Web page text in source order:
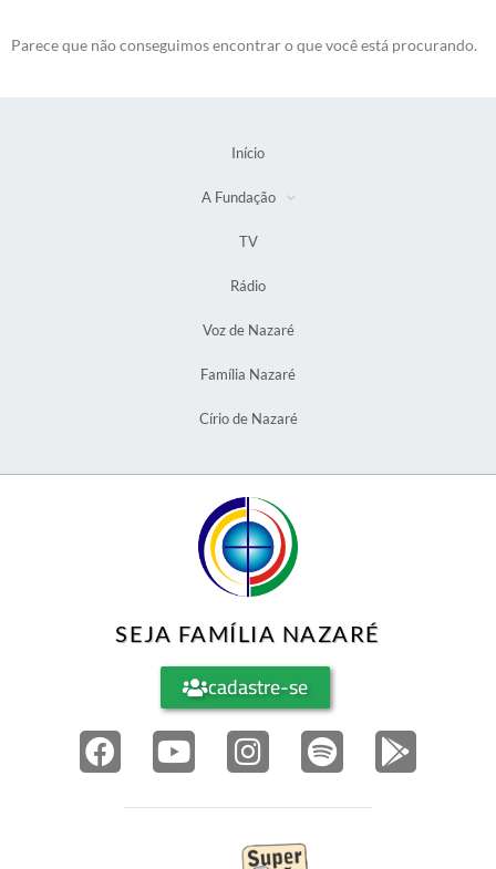
Parece que não conseguimos encontrar o que você está procurando.
Início
A Fundação
TV
Rádio
Voz de Nazaré
Família Nazaré
Círio de Nazaré
SEJA FAMÍLIA NAZARÉ
cadastre-se